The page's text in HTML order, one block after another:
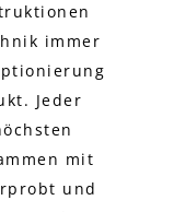
immer
Jeder
mit
und